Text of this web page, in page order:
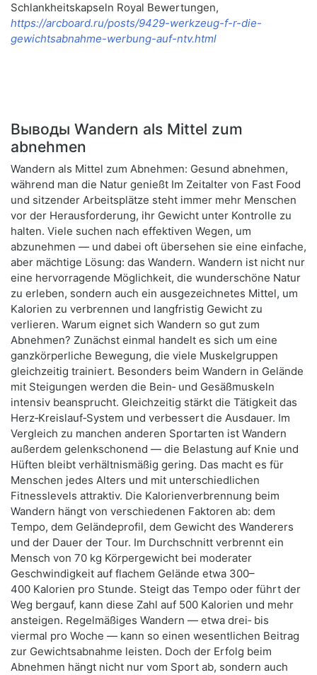
Schlankheitskapseln Royal Bewertungen,
https://arcboard.ru/posts/9429-werkzeug-f-r-die-
gewichtsabnahme-werbung-auf-ntv.html
Выводы Wandern als Mittel zum
abnehmen
Wandern als Mittel zum Abnehmen: Gesund abnehmen,
während man die Natur genießt Im Zeitalter von Fast Food
und sitzender Arbeitsplätze steht immer mehr Menschen
vor der Herausforderung, ihr Gewicht unter Kontrolle zu
halten. Viele suchen nach effektiven Wegen, um
abzunehmen — und dabei oft übersehen sie eine einfache,
aber mächtige Lösung: das Wandern. Wandern ist nicht nur
eine hervorragende Möglichkeit, die wunderschöne Natur
zu erleben, sondern auch ein ausgezeichnetes Mittel, um
Kalorien zu verbrennen und langfristig Gewicht zu
verlieren. Warum eignet sich Wandern so gut zum
Abnehmen? Zunächst einmal handelt es sich um eine
ganzkörperliche Bewegung, die viele Muskelgruppen
gleichzeitig trainiert. Besonders beim Wandern in Gelände
mit Steigungen werden die Bein‑ und Gesäßmuskeln
intensiv beansprucht. Gleichzeitig stärkt die Tätigkeit das
Herz‑Kreislauf‑System und verbessert die Ausdauer. Im
Vergleich zu manchen anderen Sportarten ist Wandern
außerdem gelenkschonend — die Belastung auf Knie und
Hüften bleibt verhältnismäßig gering. Das macht es für
Menschen jedes Alters und mit unterschiedlichen
Fitnesslevels attraktiv. Die Kalorienverbrennung beim
Wandern hängt von verschiedenen Faktoren ab: dem
Tempo, dem Geländeprofil, dem Gewicht des Wanderers
und der Dauer der Tour. Im Durchschnitt verbrennt ein
Mensch von 70 kg Körpergewicht bei moderater
Geschwindigkeit auf flachem Gelände etwa 300–
400 Kalorien pro Stunde. Steigt das Tempo oder führt der
Weg bergauf, kann diese Zahl auf 500 Kalorien und mehr
ansteigen. Regelmäßiges Wandern — etwa drei‑ bis
viermal pro Woche — kann so einen wesentlichen Beitrag
zur Gewichtsabnahme leisten. Doch der Erfolg beim
Abnehmen hängt nicht nur vom Sport ab, sondern auch